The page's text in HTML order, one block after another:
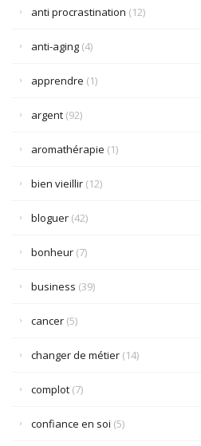
anti procrastination (12)
anti-aging (4)
apprendre (1)
argent (92)
aromathérapie (1)
bien vieillir (12)
bloguer (42)
bonheur (7)
business (39)
cancer (5)
changer de métier (14)
complot (7)
confiance en soi (5)